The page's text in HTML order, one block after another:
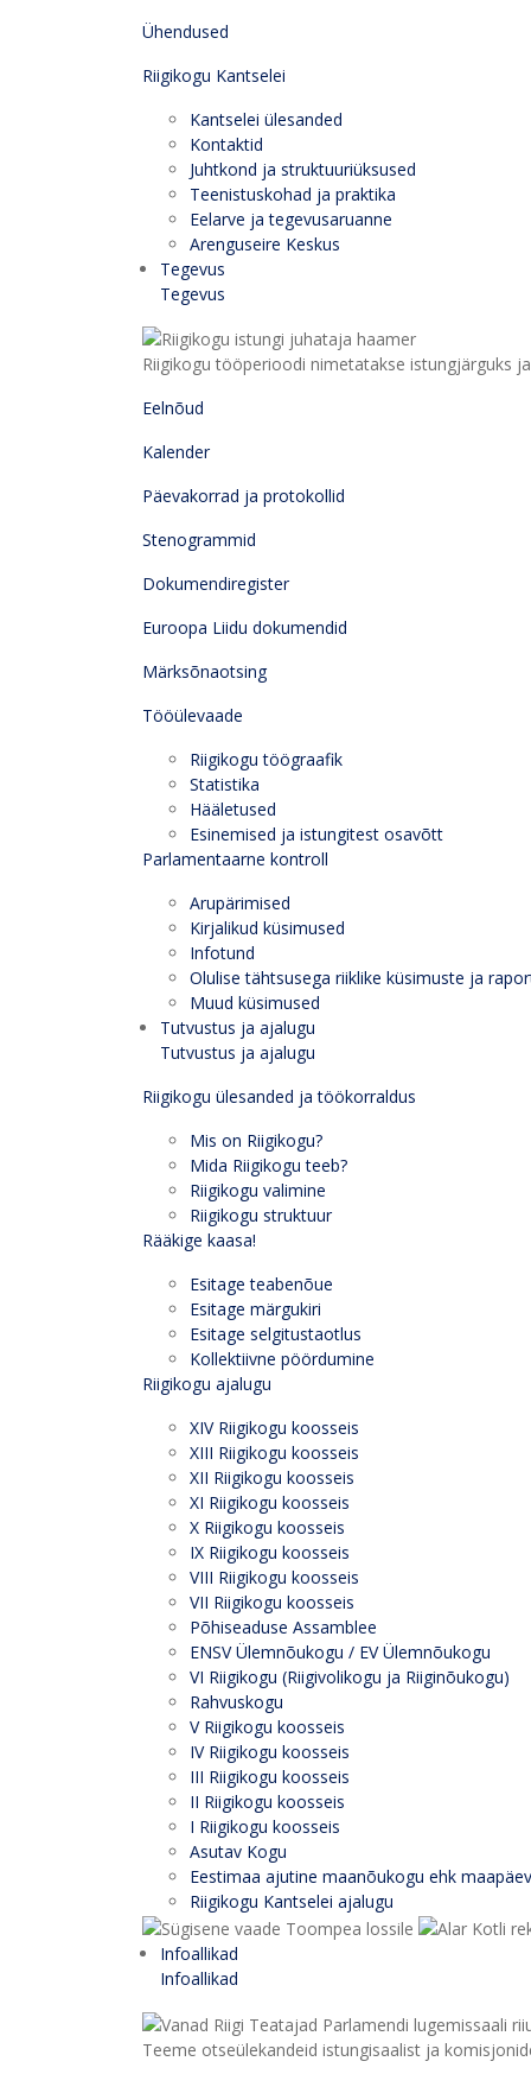
Ühendused
Riigikogu Kantselei
Kantselei ülesanded
Kontaktid
Juhtkond ja struktuuriüksused
Teenistuskohad ja praktika
Eelarve ja tegevusaruanne
Arenguseire Keskus
Tegevus
Tegevus
Riigikogu tööperioodi nimetatakse istungjärguks
Eelnõud
Kalender
Päevakorrad ja protokollid
Stenogrammid
Dokumendiregister
Euroopa Liidu dokumendid
Märksõnaotsing
Tööülevaade
Riigikogu töögraafik
Statistika
Hääletused
Esinemised ja istungitest osavõtt
Parlamentaarne kontroll
Arupärimised
Kirjalikud küsimused
Infotund
Olulise tähtsusega riiklike küsimuste ja
Muud küsimused
Tutvustus ja ajalugu
Tutvustus ja ajalugu
Riigikogu ülesanded ja töökorraldus
Mis on Riigikogu?
Mida Riigikogu teeb?
Riigikogu valimine
Riigikogu struktuur
Rääkige kaasa!
Esitage teabenõue
Esitage märgukiri
Esitage selgitustaotlus
Kollektiivne pöördumine
Riigikogu ajalugu
XIV Riigikogu koosseis
XIII Riigikogu koosseis
XII Riigikogu koosseis
XI Riigikogu koosseis
X Riigikogu koosseis
IX Riigikogu koosseis
VIII Riigikogu koosseis
VII Riigikogu koosseis
Põhiseaduse Assamblee
ENSV Ülemnõukogu / EV Ülemnõukogu
VI Riigikogu (Riigivolikogu ja Riiginõukogu)
Rahvuskogu
V Riigikogu koosseis
IV Riigikogu koosseis
III Riigikogu koosseis
II Riigikogu koosseis
I Riigikogu koosseis
Asutav Kogu
Eestimaa ajutine maanõukogu ehk maapäev
Riigikogu Kantselei ajalugu
Infoallikad
Infoallikad
Teeme otseülekandeid istungisaalist ja